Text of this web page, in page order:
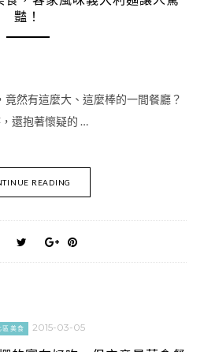
豔！
然有這麼大、這麼棒的一間餐廳？
還抱著懷疑的 …
READING
區美食 2015-03-05